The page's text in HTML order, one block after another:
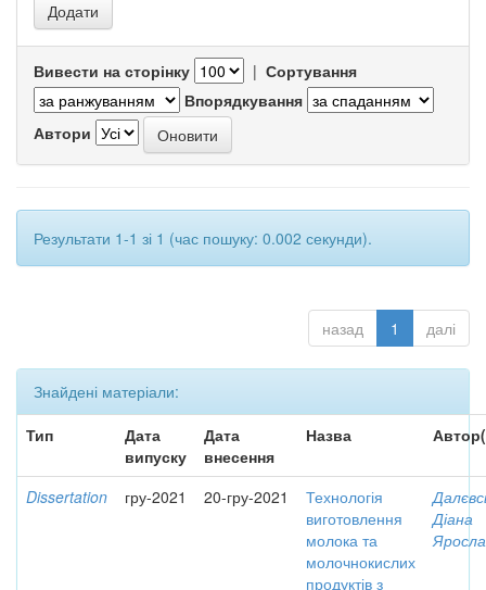
Вивести на сторінку | Сортування
Впорядкування
Автори
Результати 1-1 зі 1 (час пошуку: 0.002 секунди).
назад 1 далі
Знайдені матеріали:
Тип
Дата
випуску
Дата
внесення
Назва
Dissertation гру-2021 20-гру-2021
Технологія
виготовлення
молока та
молочнокислих
продуктів з
Діана